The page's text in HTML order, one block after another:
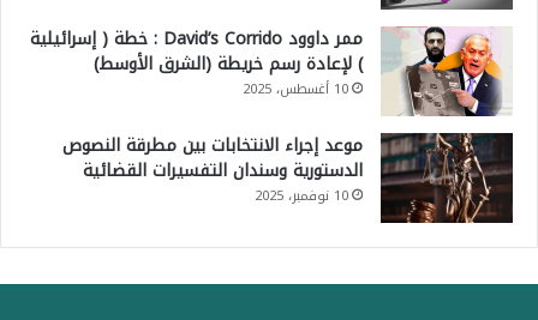
ممر داوود David’s Corrido : خطة ( إسرائيلية
) لإعادة رسم خريطة (الشرق الأوسط)
10 أغسطس، 2025
موعد إجراء الانتخابات بين مطرقة النصوص
الدستورية وسندان التفسيرات القضائية
10 نوفمبر، 2025